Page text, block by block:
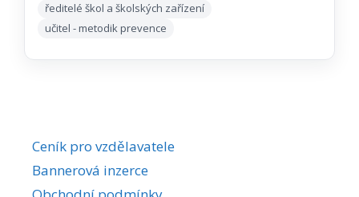
ředitelé škol a školských zařízení
učitel - metodik prevence
Ceník pro vzdělavatele
Bannerová inzerce